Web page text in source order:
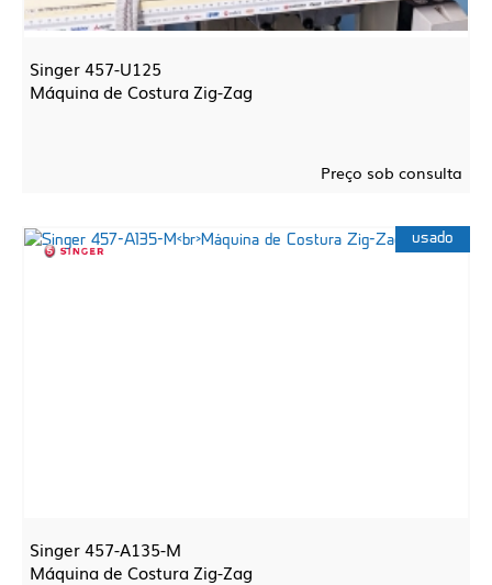
Singer 457-U125
Máquina de Costura Zig-Zag
Preço sob consulta
usado
Singer 457-A135-M
Máquina de Costura Zig-Zag